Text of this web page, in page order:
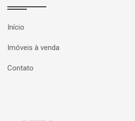
Início
Imóveis à venda
Contato